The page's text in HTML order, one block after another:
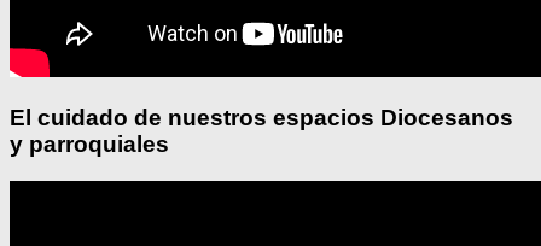
El cuidado de nuestros espacios Diocesanos
y parroquiales